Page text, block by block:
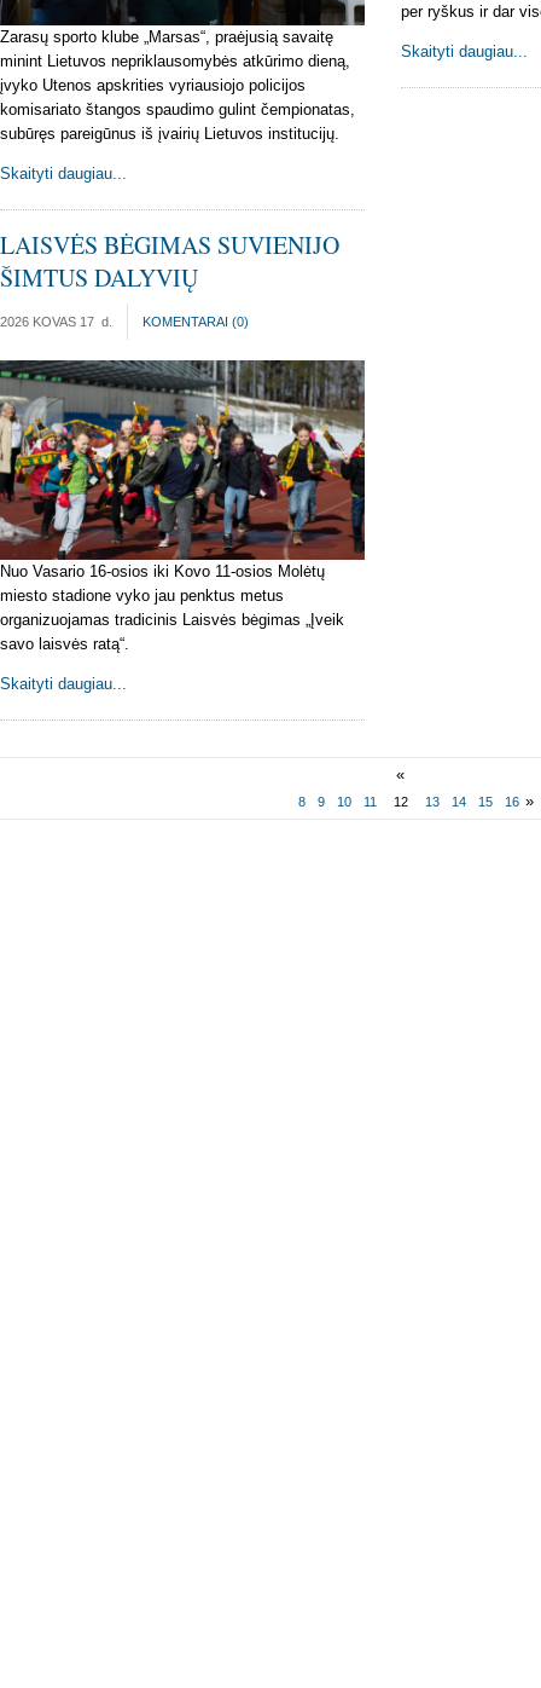
Zarasų sporto klube „Marsas“, praėjusią savaitę
minint Lietuvos nepriklausomybės atkūrimo dieną,
įvyko Utenos apskrities vyriausiojo policijos
komisariato štangos spaudimo gulint čempionatas,
subūręs pareigūnus iš įvairių Lietuvos institucijų.
Skaityti daugiau...
per ryškus ir dar
Skaityti daugiau...
LAISVĖS BĖGIMAS SUVIENIJO
ŠIMTUS DALYVIŲ
2026 KOVAS 17 d. KOMENTARAI (0)
Nuo Vasario 16-osios iki Kovo 11-osios Molėtų
miesto stadione vyko jau penktus metus
organizuojamas tradicinis Laisvės bėgimas „Įveik
savo laisvės ratą“.
Skaityti daugiau...
«
8 9 10 11 12 13 14 15 16 »